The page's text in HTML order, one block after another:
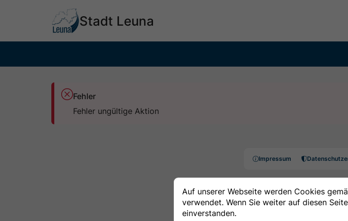
Stadt Leuna
Fehler
Fehler ungültige Aktion
Impressum
Auf unserer Webseite werden Cookies
verwendet. Wenn Sie weiter auf diesen
einverstanden.